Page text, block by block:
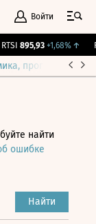
Войти
895,93 +1,68%↑
прогнозы
найти
ошибке
Найти